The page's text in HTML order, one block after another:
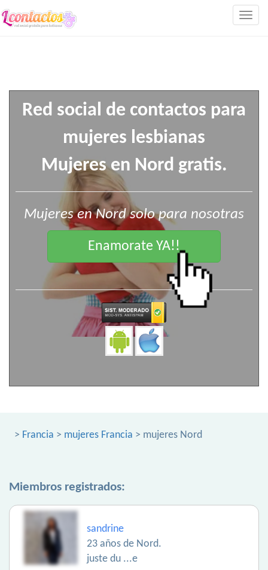
Red social de contactos para
mujeres lesbianas
Mujeres en Nord gratis.
Mujeres en Nord solo para nosotras
Enamorate YA!!
> Francia > mujeres Francia > mujeres Nord
Miembros registrados:
sandrine
23 años de Nord.
juste du ...e